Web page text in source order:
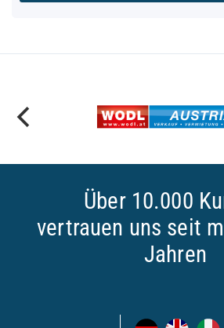
Über 10.000
vertrauen uns seit
Jahren